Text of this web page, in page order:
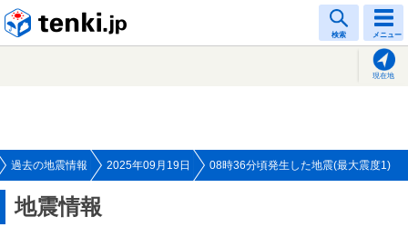
検索 メニュー
現在地
過去の地震情報 2025年09月19日 08時36分頃発生した地震(最大震度1)
地震情報